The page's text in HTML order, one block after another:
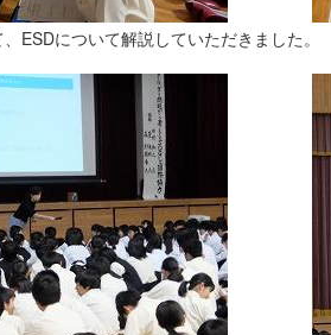
ESDについて解説していただきました。